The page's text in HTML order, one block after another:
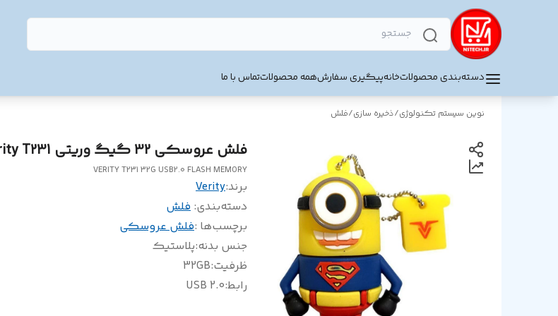
دسته‌بندی محصولاتخانهپیگیری سفارشهمه محصولاتتماس با ما
نوین سیستم تکنولوژی/ذخیره سازی/فلش
فلش عروسکی 32 گیگ وریتی Verity T231
VERITY T231 32G USB2.0 FLASH MEMORY
برند:Verity
دسته‌بندی: فلش
برچسب‌ها :فلش عروسکی
جنس بدنه:پلاستیک
ظرفیت:
32GB
رابط:
USB 2.0